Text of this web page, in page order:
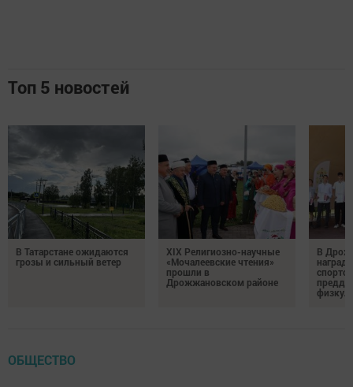
Топ 5 новостей
В Татарстане ожидаются
грозы и сильный ветер
XIX Религиозно-научные
«Мочалеевские чтения»
прошли в
Дрожжановском районе
В
ОБЩЕСТВО